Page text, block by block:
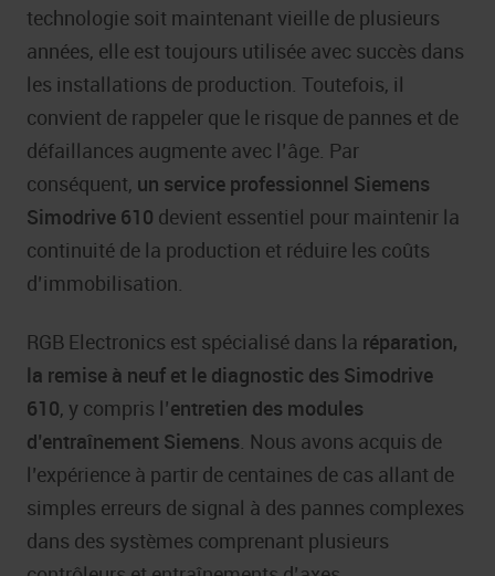
technologie soit maintenant vieille de plusieurs
années, elle est toujours utilisée avec succès dans
les installations de production. Toutefois, il
convient de rappeler que le risque de pannes et de
défaillances augmente avec l’âge. Par
conséquent, un service professionnel Siemens
Simodrive 610 devient essentiel pour maintenir la
continuité de la production et réduire les coûts
d’immobilisation.
RGB Electronics est spécialisé dans la réparation,
la remise à neuf et le diagnostic des Simodrive
610, y compris l’entretien des modules
d’entraînement Siemens . Nous avons acquis de
l’expérience à partir de centaines de cas allant de
simples erreurs de signal à des pannes complexes
dans des systèmes comprenant plusieurs